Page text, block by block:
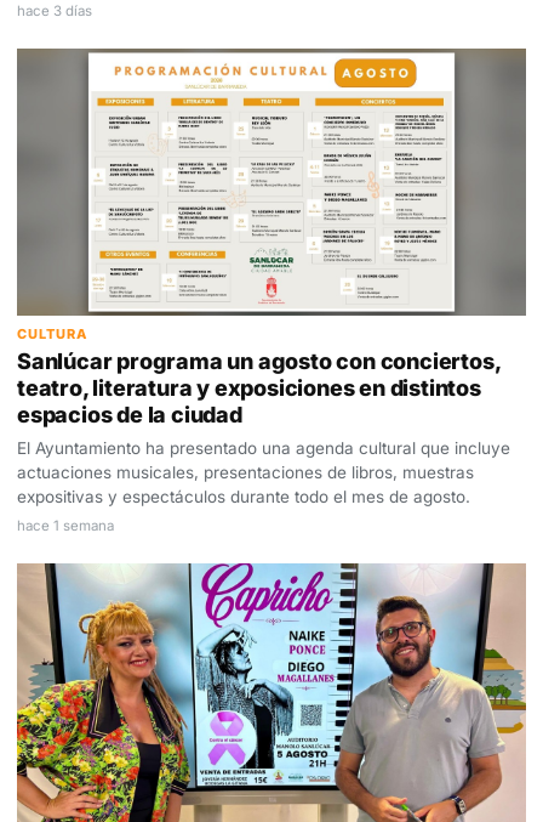
hace 3 días
CULTURA
Sanlúcar programa un agosto con conciertos,
teatro, literatura y exposiciones en distintos
espacios de la ciudad
El Ayuntamiento ha presentado una agenda cultural que incluye
actuaciones musicales, presentaciones de libros, muestras
expositivas y espectáculos durante todo el mes de agosto.
hace 1 semana